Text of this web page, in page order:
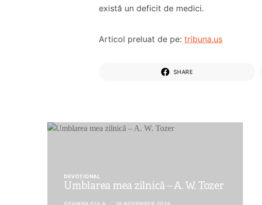
există un deficit de medici.
Articol preluat de pe: tribuna.us
SHARE
DEVOȚIONAL
Umblarea mea zilnică – A. W. Tozer
GEANINA GULA 18 NOVEMBER 2024